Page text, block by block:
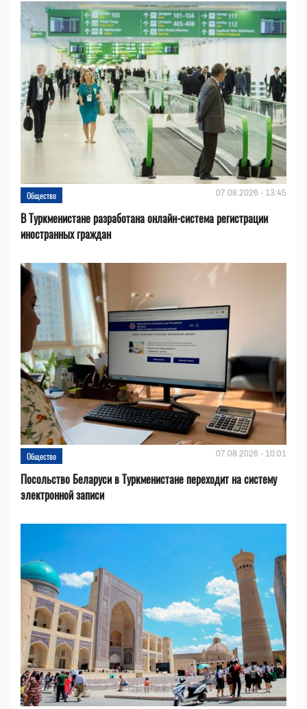
Общество 07.08.2026 - 13:45
В Туркменистане разработана онлайн-система регистрации
иностранных граждан
Общество 07.08.2026 - 10:01
Посольство Беларуси в Туркменистане переходит на систему
электронной записи